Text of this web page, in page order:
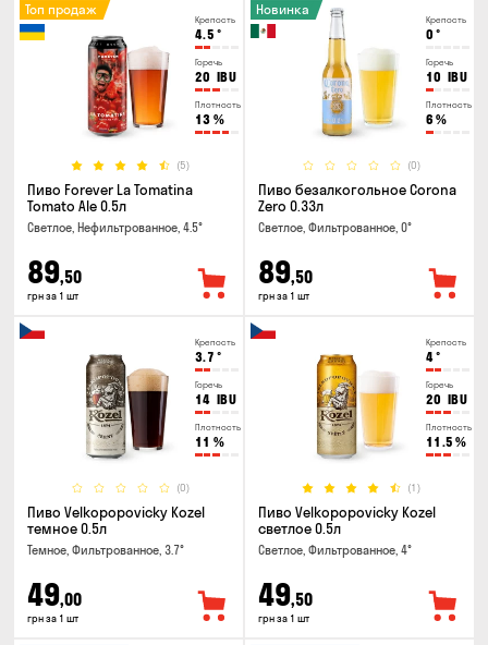
Крепость
4.5 °
Горечь
20 IBU
Плотность
13 %
(5)
Топ продаж
Пиво Forever La Tomatina
Tomato Ale 0.5л
Светлое, Нефильтрованное, 4.5°
89,50
грн за 1 шт
Крепость
0 °
Горечь
10 IBU
Плотность
6 %
(0)
Новинка
Пиво безалкогольное Corona
Zero 0.33л
Светлое, Фильтрованное, 0°
89,50
грн за 1 шт
Крепость
3.7 °
Горечь
14 IBU
Плотность
11 %
(0)
Пиво Velkopopovicky Kozel
темное 0.5л
Темное, Фильтрованное, 3.7°
49,00
грн за 1 шт
Крепость
4°
Горечь
20 IBU
Плотность
11.5 %
(1)
Пиво Velkopopovicky Kozel
светлое 0.5л
Светлое, Фильтрованное, 4°
49,50
грн за 1 шт